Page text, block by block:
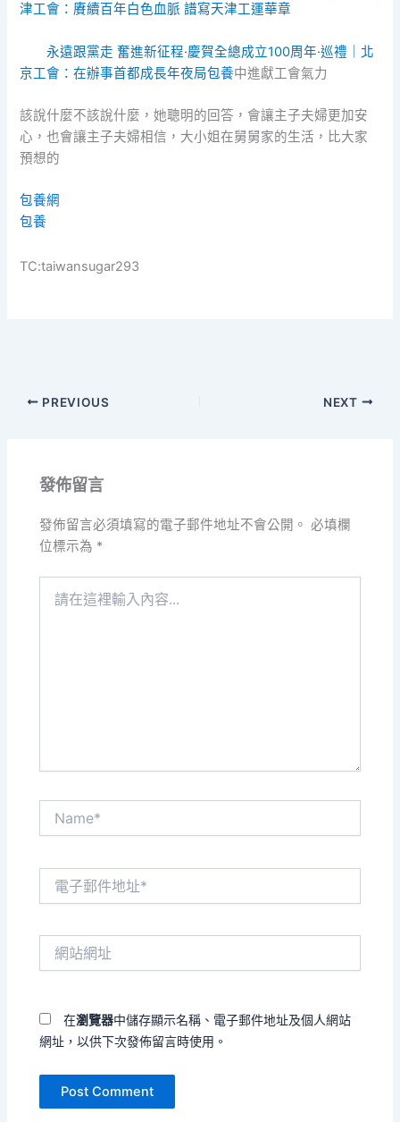
津工會：賡續百年白色血脈 譜寫天津工運華章
永遠跟黨走 奮進新征程·慶賀全總成立100周年·巡禮｜北
京工會：在辦事首都成長年夜局包養中進獻工會氣力
該說什麼不該說什麼，她聰明的回答，會讓主子夫婦更加安
心，也會讓主子夫婦相信，大小姐在舅舅家的生活，比大家
預想的
包養網
包養
TC:taiwansugar293
PREVIOUS NEXT
發佈留言
發佈留言必須填寫的電子郵件地址不會公開。 必填欄
位標示為 *
在瀏覽器中儲存顯示名稱、電子郵件地址及個人網站
網址，以供下次發佈留言時使用。